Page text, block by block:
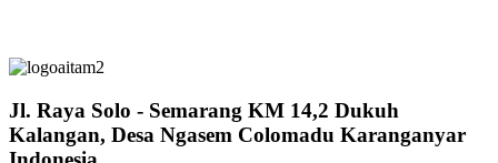
Jl. Raya Solo - Semarang KM 14,2 Dukuh
Kalangan, Desa Ngasem Colomadu Karanganyar